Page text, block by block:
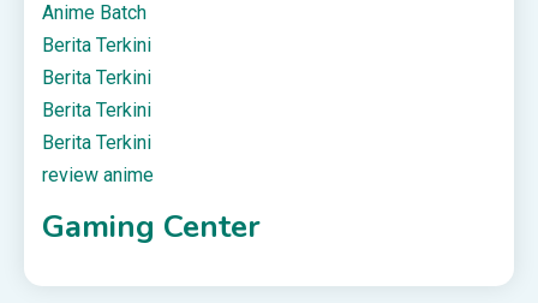
Anime Batch
Berita Terkini
Berita Terkini
Berita Terkini
Berita Terkini
review anime
Gaming Center